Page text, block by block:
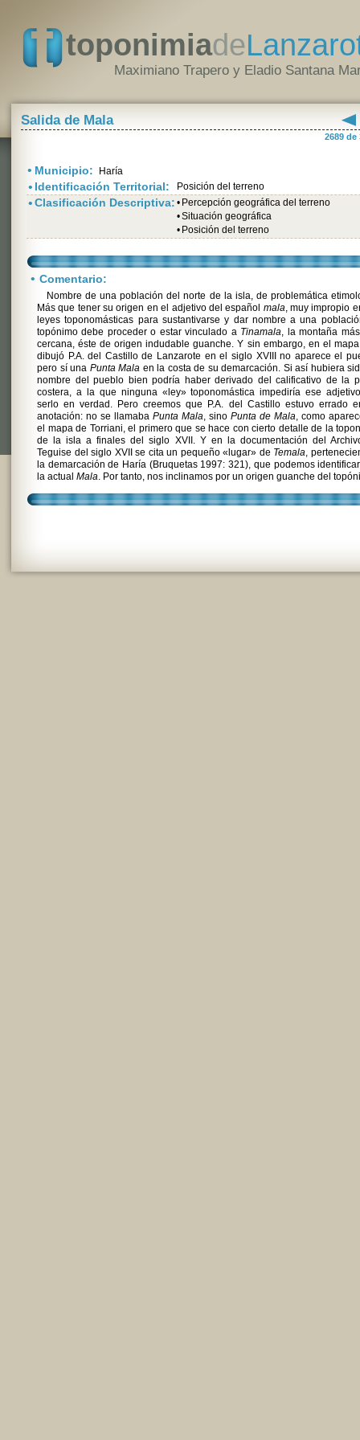
toponimiade
Maximiano Trapero y Eladio Santana
Salida de Mala
2689 de
• Municipio: Haría
• Identificación Territorial: Posición del terreno
•Clasificación Descriptiva: • Percepción geográfica del terreno
•Situación geográfica
• Posición del terreno
• Comentario:
Nombre de una población del norte de la isla, de problemática
Más que tener su origen en el adjetivo del español mala, muy impropio
leyes toponomásticas para sustantivarse y dar nombre a una
topónimo debe proceder o estar vinculado a Tinamala, la montaña
cercana, éste de origen indudable guanche. Y sin embargo, en el
dibujó P.A. del Castillo de Lanzarote en el siglo XVIII no aparece el
pero sí una Punta Mala en la costa de su demarcación. Si así hubiera
nombre del pueblo bien podría haber derivado del calificativo de la
costera, a la que ninguna «ley» toponomástica impediría ese
serlo en verdad. Pero creemos que P.A. del Castillo estuvo errado
anotación: no se llamaba Punta Mala, sino Punta de Mala, como
el mapa de Torriani, el primero que se hace con cierto detalle de la
de la isla a finales del siglo XVII. Y en la documentación del
Teguise del siglo XVII se cita un pequeño «lugar» de Temala,
la demarcación de Haría (Bruquetas 1997: 321), que podemos
la actual Mala. Por tanto, nos inclinamos por un origen guanche del